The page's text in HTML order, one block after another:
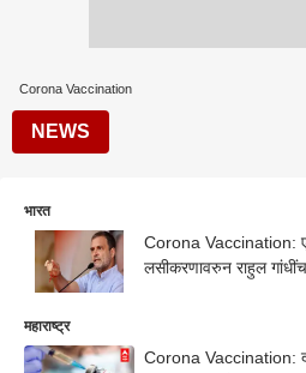
Corona Vaccination
NEWS
भारत
Corona Vaccination:
लसीकरणावरुन राहुल
महाराष्ट्र
Corona Vaccination: